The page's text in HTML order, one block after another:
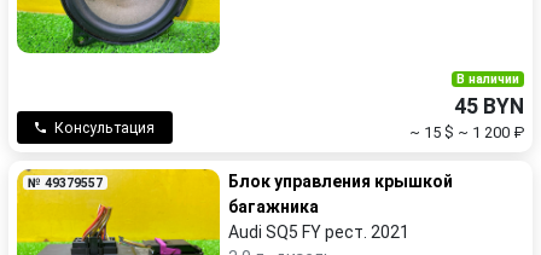
Консультация
В наличии
45 BYN
~ 15 $ ~ 1 200 ₽
№ 49379557
Блок управления крышкой
багажника
Audi SQ5 FY рест. 2021